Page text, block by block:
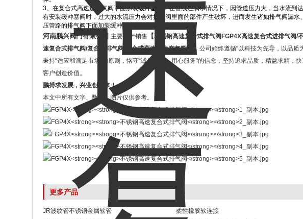
3、在复合式高速进排气阀下面加装缓冲塞阀
：在管线注满水情况下，因管道压力大，当水流到
有安装缓冲塞阀时，过大的水流压力会对排气阀里面的部件产生破坏，进而发生诸如排气阀漏
压管路的排气阀下面加装缓冲塞阀。
河南鹏兴阀门有限公司 主要生产销售 【不锈钢高速复合式排气阀 FGP4X高速复合式进排气阀/
速复合式排气阀/复合式排气阀 复合式高速动力空气阀
，公司始终遵循“以科技为先导，以品
秉持“适应和满足市场"的原则，恪守“诚信为本，用心服务"的信念，坚持追求品质，精益求精，
客户创造价值。
鹏搏求发展，兴业创未来！
本文中所有文字、数据、图片仅供参考。
更多产品
JR波纹管不锈钢金属软管 柔性橡胶软连接